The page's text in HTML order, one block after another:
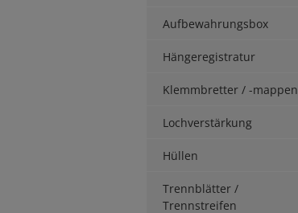
Aufbewahrungsbox
Hängeregistratur
Klemmbretter / -mappen
Lochverstärkung
Hüllen
Trennblätter /
Trennstreifen